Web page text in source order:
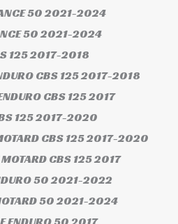
502021-2024
502021-2024
1252017-2018
CBS 1252017-2018
CBS 1252017
1252017-2020
CBS 1252017-2020
CBS 1252017
502021-2022
502021-2024